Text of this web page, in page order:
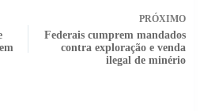
PRÓXIMO
Federais cumprem mandados
contra exploração e venda
ilegal de minério